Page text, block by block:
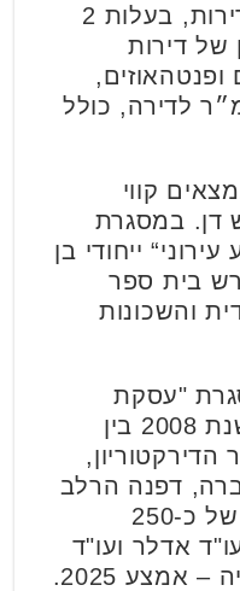
בשכונה, בהם יהיו 354 דירות, בעלות 2
של דירות
3-5 חדרים ופנטהאוזים,
ממוצע של 100 מ״ר לדירה, כולל
קווי
דן. במסגרת
ייחודי בן
בית ספר
והשכונות
"עסקת
קומבינציה" שנחתמה בשנת 2008 בין
דפנה הרלב
ובעלי הקרקע שבבעלות של כ-250
אדלר ועו"ד
זעירא. צפי להתחלת בנייה – אמצע 2025.